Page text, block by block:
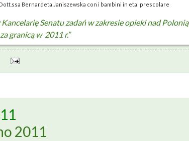
Bernardeta Janiszewska con i bambini in eta' prescolare
Senatu zadań w zakresie opieki nad Polonią
granicą w 2011 r.”
2011